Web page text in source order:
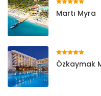
Martı Myra
Özkaymak